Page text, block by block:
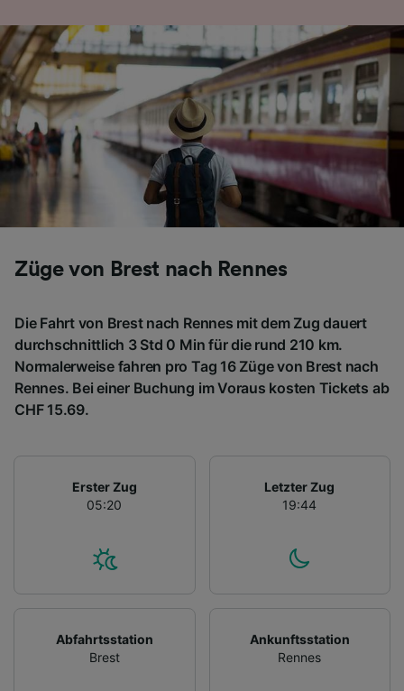
Züge von Brest nach Rennes
Die Fahrt von Brest nach Rennes mit dem Zug dauert
durchschnittlich 3 Std 0 Min für die rund 210 km.
Normalerweise fahren pro Tag 16 Züge von Brest nach
Rennes. Bei einer Buchung im Voraus kosten Tickets ab
CHF 15.69.
Erster Zug
05:20
Letzter Zug
19:44
Abfahrtsstation
Brest
Ankunftsstation
Rennes
Verwendung genauer Standortdaten.
Endgeräteeigenschaften zur Identifikation
aktiv abfragen. Speichern von oder Zugriff auf
Informationen auf einem Endgerät.
Personalisierte Werbung und Inhalte, Messung
von Werbeleistung und der Performance von
Inhalten, Zielgruppenforschung sowie
Entwicklung und Verbesserung von
Angeboten.
Liste der Partner (Lieferanten)